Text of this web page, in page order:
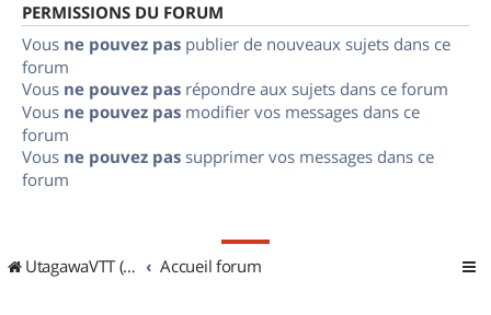
PERMISSIONS DU FORUM
Vous ne pouvez pas publier de nouveaux sujets dans ce
forum
Vous ne pouvez pas répondre aux sujets dans ce forum
Vous ne pouvez pas modifier vos messages dans ce
forum
Vous ne pouvez pas supprimer vos messages dans ce
forum
UtagawaVTT (Randos VTT et VTTAE avec traces GPS) Accueil forum